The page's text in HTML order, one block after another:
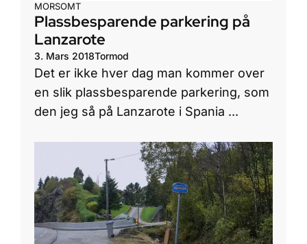
MORSOMT
Plassbesparende parkering på
Lanzarote
3. Mars 2018Tormod
Det er ikke hver dag man kommer over
en slik plassbesparende parkering, som
den jeg så på Lanzarote i Spania ...